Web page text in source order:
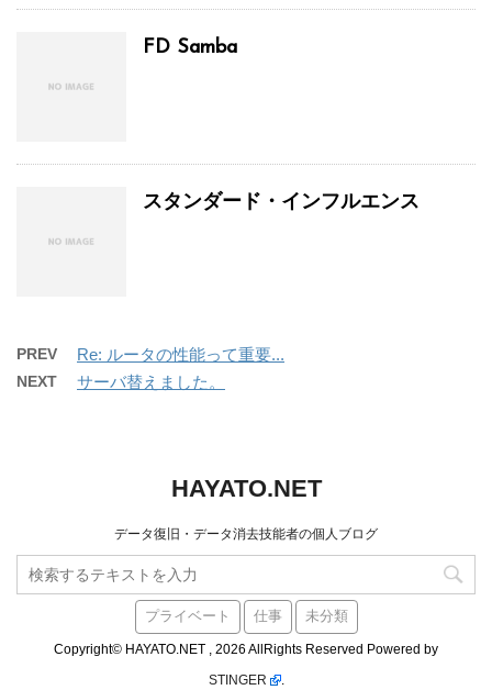
FD Samba
スタンダード・インフルエンス
PREV Re: ルータの性能って重要...
NEXT サーバ替えました。
HAYATO.NET
データ復旧・データ消去技能者の個人ブログ
プライベート 仕事 未分類
Copyright© HAYATO.NET , 2026 AllRights Reserved Powered by
STINGER
.